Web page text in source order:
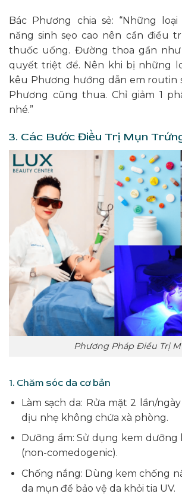
Bác Phương chia sẻ: “Những
năng sinh sẹo cao nên cần điều
thuốc uống. Đường thoa gần
quyết triệt để. Nên khi bị những
kêu Phương hướng dẫn em routin
Phương cũng thua. Chỉ giảm 1
nhé.”
3. Các Bước Điều Trị Mụn
Phương Pháp Điều Trị
1. Chăm sóc da cơ bản
Làm sạch da: Rửa mặt 2 lần/
dịu nhẹ không chứa xà phòng.
Dưỡng ẩm: Sử dụng kem
(non-comedogenic).
Chống nắng: Dùng kem chống
da mụn để bảo vệ da khỏi tia UV.